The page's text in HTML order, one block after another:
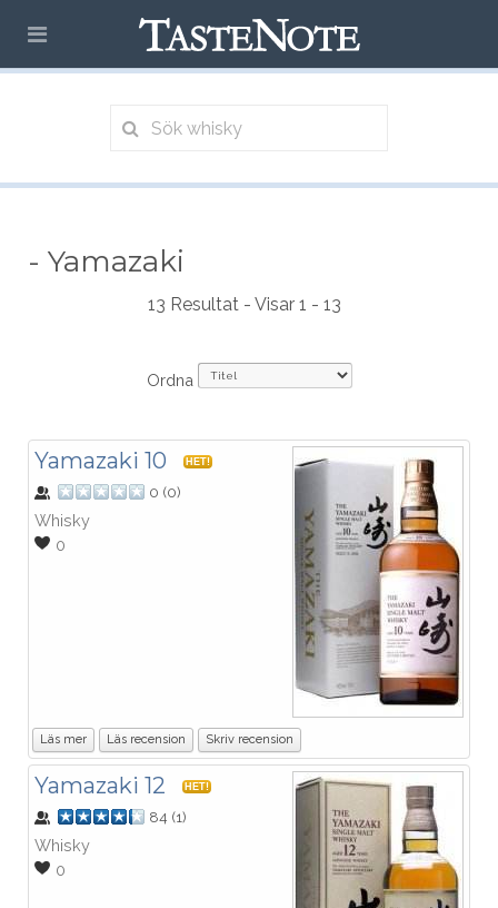
- Yamazaki
13 Resultat - Visar 1 - 13
Ordna
Yamazaki 10 HET!
0 (0)
Whisky
0
Läs mer Läs recension Skriv recension
Yamazaki 12 HET!
84 (1)
Whisky
0